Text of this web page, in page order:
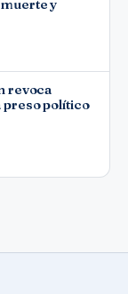
y
revoca
político